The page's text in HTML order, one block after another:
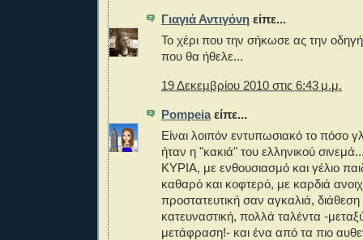
Γιαγιά Αντιγόνη είπε...
Το χέρι που την σήκωσε ας την
που θα ήθελε...
19 Δεκεμβρίου 2010 στις 6:43 μ.μ.
Pompeiaείπε...
Είναι λοιπόν εντυπωσιακό το πόσο
ήταν η "κακιά" του ελληνικού
ΚΥΡΙΑ, με ενθουσιασμό και γέλιο
καθαρό και κοφτερό, με καρδιά
προστατευτική σαν αγκαλιά, διάθεση
κατευναστική, πολλά ταλέντα -
μετάφραση!- και ένα από τα πιο